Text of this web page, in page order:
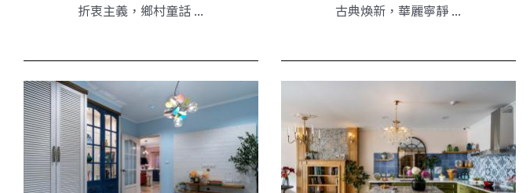
折衷主義，鄉村童話 ... 古典煥新，華麗寧靜 ...